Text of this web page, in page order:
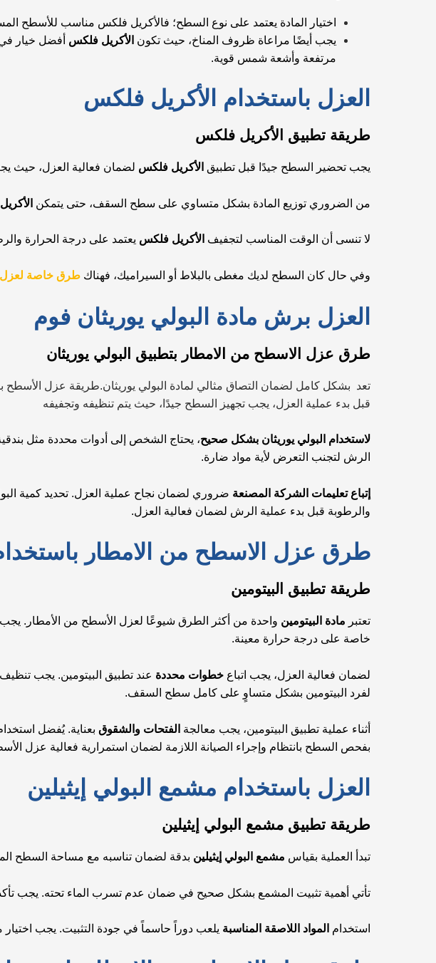
اختيار المادة يعتمد على نوع السطح؛ فالأكريل فلكس مناسب للأسطح
يجب أيضًا مراعاة ظروف المناخ، حيث تكون الأكريل فلكس أفضل خيار
مرتفعة وأشعة شمس قوية.
العزل باستخدام الأكريل فلكس
طريقة تطبيق الأكريل فلكس
يجب تحضير السطح جيدًا قبل تطبيق الأكريل فلكس لضمان فعالية العزل، حيث
من الضروري توزيع المادة بشكل متساوي على سطح السقف، حتى يتمكن
لا تنسى أن الوقت المناسب لتجفيف الأكريل فلكس يعتمد على درجة الحرارة
وفي حال كان السطح لديك مغطى بالبلاط أو السيراميك، فهناك طرق خاصة لعزل
العزل برش مادة البولي يوريثان فوم
طرق عزل الاسطح من الامطار بتطبيق البولي يوريثان
تعد بشكل كامل لضمان التصاق مثالي لمادة البولي يوريثان.طريقة عزل الأسطح
قبل بدء عملية العزل، يجب تجهيز السطح جيدًا، حيث يتم تنظيفه وتجفيفه
لاستخدام البولي يوريثان بشكل صحيح، يحتاج الشخص إلى أدوات محددة مثل
الرش لتجنب التعرض لأية مواد ضارة.
إتباع تعليمات الشركة المصنعة ضروري لضمان نجاح عملية العزل. تحديد كمية
والرطوبة قبل بدء عملية الرش لضمان فعالية العزل.
طرق عزل الاسطح من الامطار باستخدام
طريقة تطبيق البيتومين
تعتبر مادة البيتومين واحدة من أكثر الطرق شيوعًا لعزل الأسطح من الأمطار.
خاصة على درجة حرارة معينة.
لضمان فعالية العزل، يجب اتباع خطوات محددة عند تطبيق البيتومين. يجب
لفرد البيتومين بشكل متساوٍ على كامل سطح السقف.
أثناء عملية تطبيق البيتومين، يجب معالجة الفتحات والشقوق بعناية. يُفضل
بفحص السطح بانتظام وإجراء الصيانة اللازمة لضمان استمرارية فعالية عزل
العزل باستخدام مشمع البولي إيثيلين
طريقة تطبيق مشمع البولي إيثيلين
تبدأ العملية بقياس مشمع البولي إيثيلين بدقة لضمان تناسبه مع مساحة السطح
تأتي أهمية تثبيت المشمع بشكل صحيح في ضمان عدم تسرب الماء تحته. يجب تأكد
استخدام المواد اللاصقة المناسبة يلعب دوراً حاسماً في جودة التثبيت. يجب